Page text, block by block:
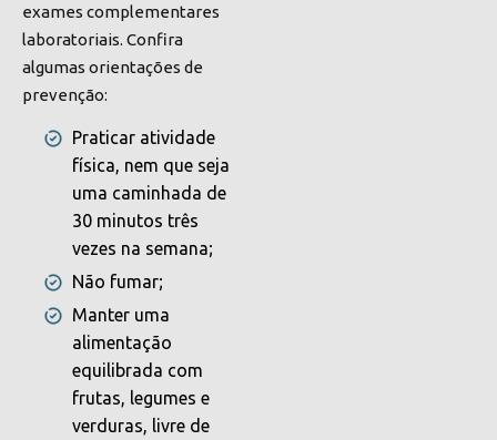
exames complementares
laboratoriais. Confira
algumas orientações de
prevenção:
Praticar atividade
física, nem que seja
uma caminhada de
30 minutos três
vezes na semana;
Não fumar;
Manter uma
alimentação
equilibrada com
frutas, legumes e
verduras, livre de